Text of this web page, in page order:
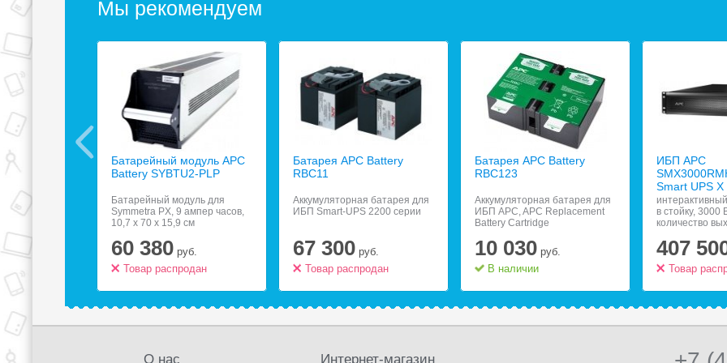
Мы рекомендуем
Most
6 розеток,
м
Батарейный модуль APC
Battery SYBTU2-PLP
Батарейный модуль для
Symmetra PX, 9 ампер часов,
10,7 x 70 x 15,9 см
60 380 руб.
Товар распродан
Батарея APC Battery
RBC11
Аккумуляторная батарея для
ИБП Smart-UPS 2200 серии
67 300 руб.
Товар распродан
Батарея APC Battery
RBC123
Аккумуляторная батарея для
ИБП APC, APC Replacement
Battery Cartridge
10 030 руб.
В наличии
ИБП APC
Smart UPS X
в стойку, 3000
количество
батареи), RS-
10/100,
линии
407
Товар
О нас Интернет-магазин